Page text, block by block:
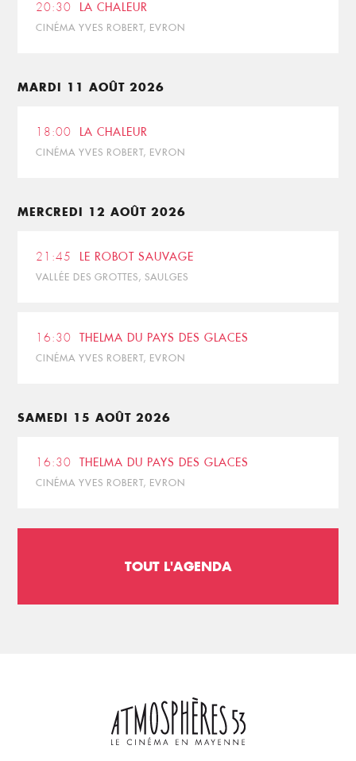
20:30 LA CHALEUR
CINÉMA YVES ROBERT, EVRON
MARDI 11 AOÛT 2026
18:00 LA CHALEUR
CINÉMA YVES ROBERT, EVRON
MERCREDI 12 AOÛT 2026
21:45 LE ROBOT SAUVAGE
VALLÉE DES GROTTES, SAULGES
16:30 THELMA DU PAYS DES GLACES
CINÉMA YVES ROBERT, EVRON
SAMEDI 15 AOÛT 2026
16:30 THELMA DU PAYS DES GLACES
CINÉMA YVES ROBERT, EVRON
TOUT L'AGENDA